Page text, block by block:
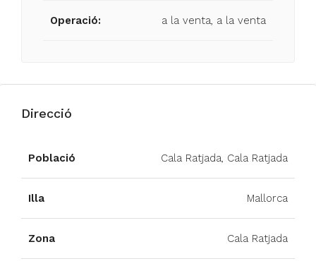
Operació: a la venta, a la venta
Direcció
Població Cala Ratjada, Cala Ratjada
Illa Mallorca
Zona Cala Ratjada